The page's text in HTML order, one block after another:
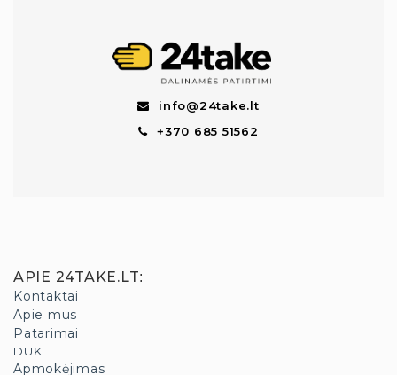
info@24take.lt
+370 685 51562
APIE 24TAKE.LT:
Kontaktai
Apie mus
Patarimai
DUK
Apmokėjimas